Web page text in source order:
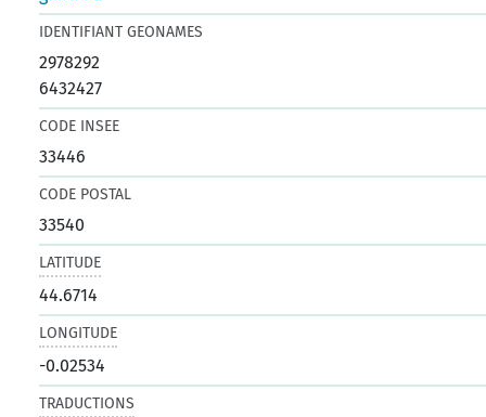
IDENTIFIANT GEONAMES
2978292
6432427
CODE INSEE
33446
CODE POSTAL
33540
LATITUDE
44.6714
LONGITUDE
-0.02534
TRADUCTIONS